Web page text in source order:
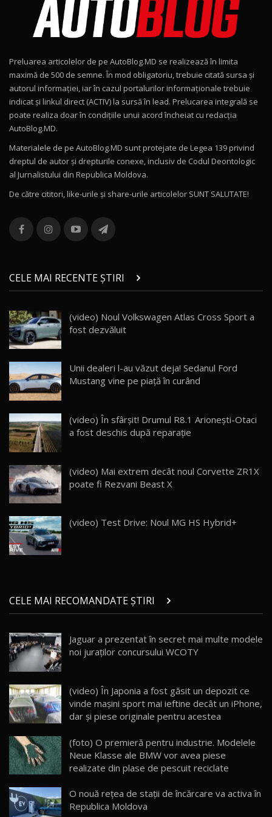
Noul Škoda Kodiaq RS / Test Drive
AutoBlog.MD în premieră națională
Noul Geely EX2 / Test Drive AutoBlog.MD
15:22
11
Mercedes-AMG E 53 HYBRID 4MATIC+ / Test
12
Noul Volvo ES90 / Test Drive AutoBlog.MD
27:58
13 16:48
combină aventura cu luxul / AutoBlog.MD
36:08
15
chinez care face lumea să se întoarcă după el
/ AutoBlog.MD
17:27
16 14:37
17
AutoBlogMD
13:10
30:08
20
21 29:08
22
Micul BYD Dolphin Surf / Test Drive
AutoBlog.MD
16:59
23
Noua Mazda 6e / Test Drive AutoBlog.MD
26:59
24 25:19
25
Van Electric Testat în Moldova / AutoBlog.MD
26:38
Preluarea articolelor de pe AutoBlog.MD se realizează în limita
maximă de 500 de semne. În mod obligatoriu, trebuie citată sursa și
autorul informației, iar în cazul portalurilor informaționale trebuie
indicat și linkul direct (ACTIV) la sursă în lead. Prelucarea integrală se
poate realiza doar în condițiile unui acord încheiat cu redacţia
AutoBlog.MD.
Materialele de pe AutoBlog.MD sunt protejate de Legea 139 privind
dreptul de autor și drepturile conexe, inclusiv de Codul Deontologic
al Jurnalistului din Republica Moldova.
De către cititori, like-urile şi share-urile articolelor SUNT SALUTATE!
CELE MAI RECENTE ȘTIRI
(video) Noul Volkswagen Atlas Cross Sport a
fost dezvăluit
Unii dealeri l-au văzut deja! Sedanul Ford
Mustang vine pe piață în curând
(video) În sfârșit! Drumul R8.1 Arionești-Otaci
a fost deschis după reparație
(video) Mai extrem decât noul Corvette ZR1X
poate fi Rezvani Beast X
(video) Test Drive: Noul MG HS Hybrid+
CELE MAI RECOMANDATE ȘTIRI
Jaguar a prezentat în secret mai multe modele
noi juraţilor concursului WCOTY
(video) În Japonia a fost găsit un depozit ce
vinde maşini sport mai ieftine decât un iPhone,
dar şi piese originale pentru acestea
(foto) O premieră pentru industrie. Modelele
Neue Klasse ale BMW vor avea piese
realizate din plase de pescuit reciclate
O nouă rețea de stații de încărcare va activa în
Republica Moldova